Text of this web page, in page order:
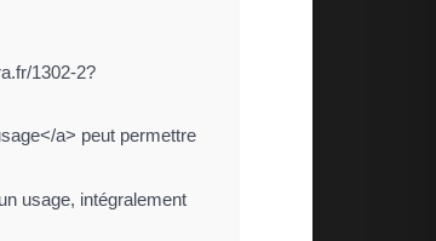
1302-2?
a> peut permettre
usage, intégralement